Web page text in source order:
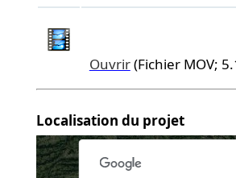
Ouvrir(Fichier MOV;
Localisation du projet
For development purposes only